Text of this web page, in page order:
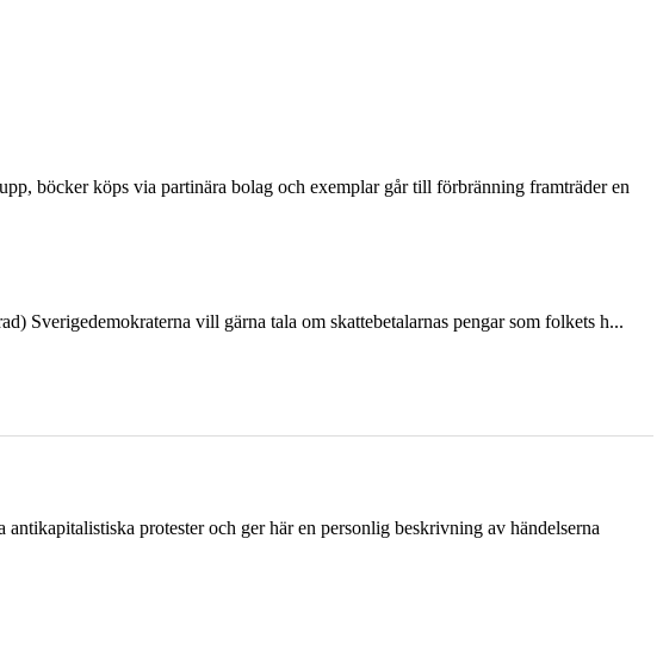
böcker köps via partinära bolag och exemplar går till förbränning framträder en
Sverigedemokraterna vill gärna tala om skattebetalarnas pengar som folkets h...
protester och ger här en personlig beskrivning av händelserna